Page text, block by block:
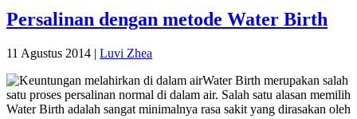
Persalinan dengan metode Water Birth
11 Agustus 2014 | Luvi Zhea
Water Birth merupakan salah
satu proses persalinan normal di dalam air. Salah satu alasan memilih
Water Birth adalah sangat minimalnya rasa sakit yang dirasakan oleh